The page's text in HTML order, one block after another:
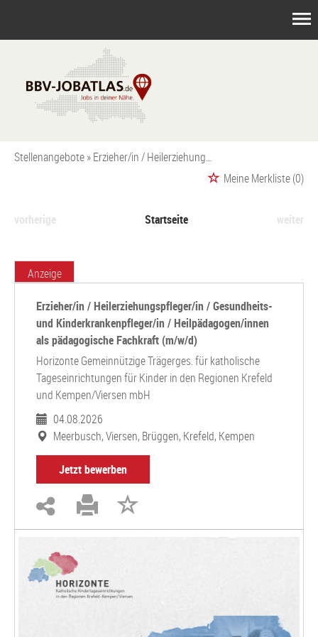
Stellenangebote Erzieher/in / Heilerziehungspfleger/in / Gesundheits- und Kinderkrankenpfleger/in / Heilpädagogen/innen als pädagogische Fachkraft (m/w/d)
Meine Merkliste(0)
vorherige Startseite weiter
Anzeige
Erzieher/in / Heilerziehungspfleger/in / Gesundheits-
und Kinderkrankenpfleger/in / Heilpädagogen/innen
als pädagogische Fachkraft (m/w/d)
Horizonte Gemeinnützige Trägerges. für katholische
Tageseinrichtungen für Kinder in den Regionen Krefeld
und Kempen/Viersen mbH
04.08.2026
Meerbusch, Viersen, Brüggen, Krefeld, Kempen
Jetzt bewerben